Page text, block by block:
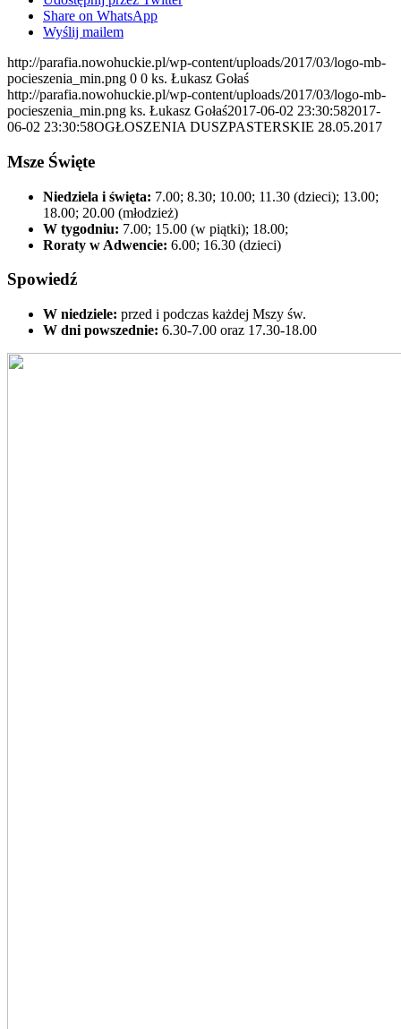
Share on WhatsApp
Wyślij mailem
http://parafia.nowohuckie.pl/wp-content/uploads/2017/03/logo-mb-
pocieszenia_min.png 0 0 ks. Łukasz Gołaś
http://parafia.nowohuckie.pl/wp-content/uploads/2017/03/logo-mb-
pocieszenia_min.png ks. Łukasz Gołaś2017-06-02 23:30:582017-
06-02 23:30:58OGŁOSZENIA DUSZPASTERSKIE 28.05.2017
Msze Święte
Niedziela i święta: 7.00; 8.30; 10.00; 11.30 (dzieci); 13.00;
18.00; 20.00 (młodzież)
W tygodniu: 7.00; 15.00 (w piątki); 18.00;
Roraty w Adwencie: 6.00; 16.30 (dzieci)
Spowiedź
W niedziele: przed i podczas każdej Mszy św.
W dni powszednie: 6.30-7.00 oraz 17.30-18.00